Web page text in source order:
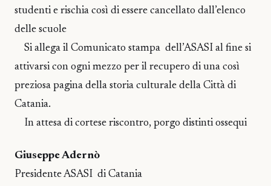
studenti e rischia così di essere cancellato dall’elenco
delle scuole
Si allega il Comunicato stampa dell’ASASI al fine si
attivarsi con ogni mezzo per il recupero di una così
preziosa pagina della storia culturale della Città di
Catania.
In attesa di cortese riscontro, porgo distinti ossequi
Giuseppe Adernò
Presidente ASASI di Catania